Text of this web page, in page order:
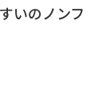
いのノンフ